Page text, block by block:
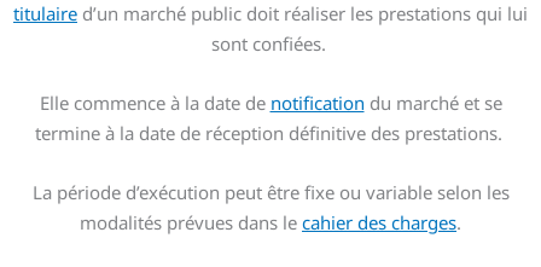
titulaire d’un marché public doit réaliser les prestations qui lui
sont confiées.
Elle commence à la date de notification du marché et se
termine à la date de réception définitive des prestations.
La période d’exécution peut être fixe ou variable selon les
modalités prévues dans le cahier des charges.